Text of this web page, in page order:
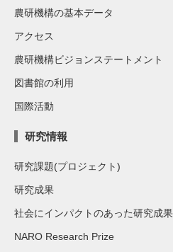
農研機構の基本データ
アクセス
農研機構ビジョンステートメント
図書館の利用
国際活動
研究情報
研究課題(プロジェクト)
研究成果
社会にインパクトのあった研究成果
NARO Research Prize